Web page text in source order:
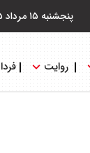
پنجشنبه ۱۵ مرداد ۱۴۰۵
روایت فردا